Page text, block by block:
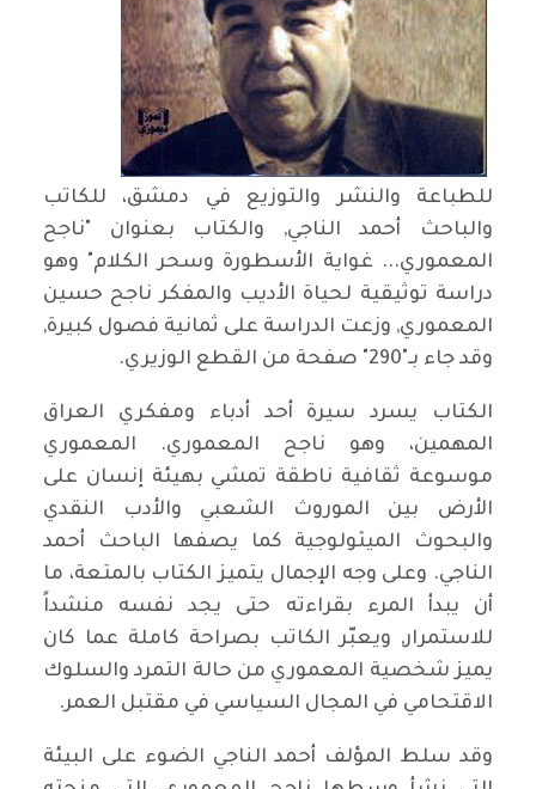
للطباعة والنشر والتوزيع في دمشق، للكاتب
والباحث أحمد الناجي, والكتاب بعنوان "ناجح
المعموري... غواية الأسطورة وسحر الكلام" وهو
دراسة توثيقية لحياة الأديب والمفكر ناجح حسين
المعموري, وزعت الدراسة على ثمانية فصول كبيرة,
وقد جاء بـ"290" صفحة من القطع الوزيري.
الكتاب يسرد سيرة أحد أدباء ومفكري العراق
المهمين، وهو ناجح المعموري. المعموري
موسوعة ثقافية ناطقة تمشي بهيئة إنسان على
الأرض بين الموروث الشعبي والأدب النقدي
والبحوث الميثولوجية كما يصفها الباحث أحمد
الناجي. وعلى وجه الإجمال يتميز الكتاب بالمتعة، ما
أن يبدأ المرء بقراءته حتى يجد نفسه منشداً
للاستمرار, ويعبّر الكاتب بصراحة كاملة عما كان
يميز شخصية المعموري من حالة التمرد والسلوك
الاقتحامي في المجال السياسي في مقتبل العمر.
وقد سلط المؤلف أحمد الناجي الضوء على البيئة